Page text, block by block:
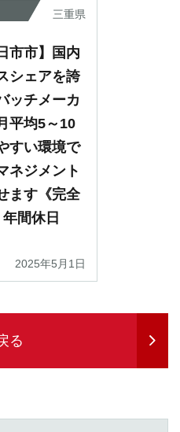
三重県
市市】国内
シェアを誇
ッチメーカ
平均5～10
すい環境で
ネジメント
ます《完全
間休日
2025年5月1日
る